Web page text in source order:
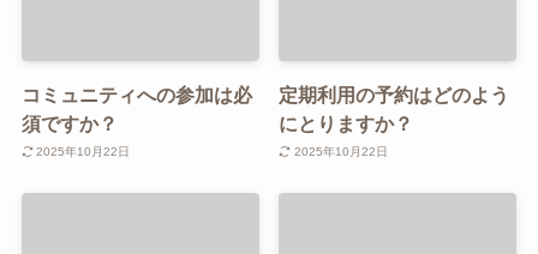
コミュニティへの参加は必
須ですか？
2025年10月22日
定期利用の予約はどのよう
にとりますか？
2025年10月22日